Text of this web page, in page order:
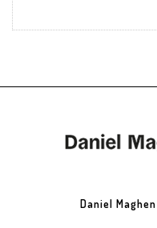
Daniel